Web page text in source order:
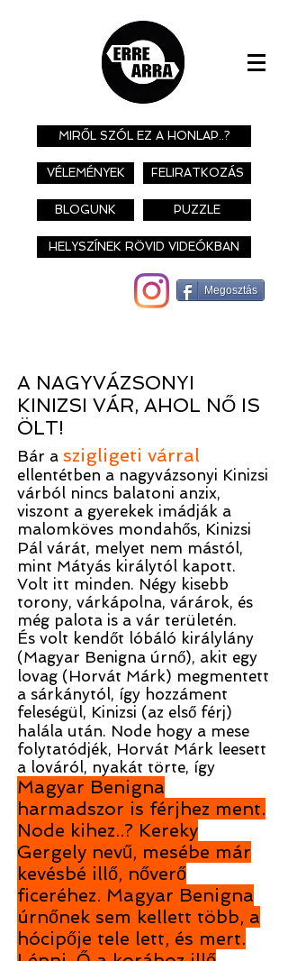
MIRŐL SZÓL EZ A HONLAP..?
VÉLEMÉNYEK FELIRATKOZÁS
BLOGUNK PUZZLE
HELYSZÍNEK RÖVID VIDEÓKBAN
Megosztás
A NAGYVÁZSONYI
KINIZSI VÁR, AHOL NŐ IS
ÖLT!
Bár a szigligeti várral
ellentétben a nagyvázsonyi Kinizsi
várból nincs balatoni anzix,
viszont a gyerekek imádják a
malomköves mondahős, Kinizsi
Pál várát, melyet nem mástól,
mint Mátyás királytól kapott.
Volt itt minden. Négy kisebb
torony, várkápolna, várárok, és
még palota is a vár területén.
És volt kendőt lóbáló királylány
(Magyar Benigna úrnő), akit egy
lovag (Horvát Márk) megmentett
a sárkánytól, így hozzáment
feleségül, Kinizsi (az első férj)
halála után. Node hogy a mese
folytatódjék, Horvát Márk leesett
a lováról, nyakát törte, így
Magyar Benigna
harmadszor is férjhez ment.
Node kihez..? Kereky
Gergely nevű, mesébe már
kevésbé illő, nőverő
ficeréhez. Magyar Benigna
úrnőnek sem kellett több, a
hócipője tele lett, és mert.